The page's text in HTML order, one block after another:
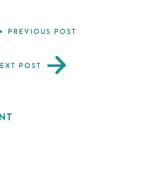
PREVIOUS POST
POST